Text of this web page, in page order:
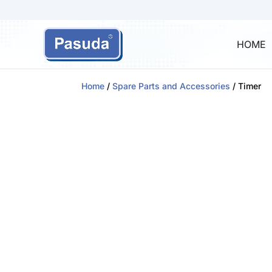
HOME
Home /Spare Parts and Accessories / Timer